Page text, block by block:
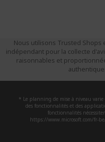
Nous utilisons Trusted Shops
indépendant pour la collecte
raisonnables et
* Le planning de mise à niveau
des fonctionnalités et des
fonctionnalités
https://www.microsoft.com/fr-